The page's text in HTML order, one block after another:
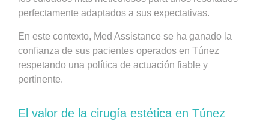
perfectamente adaptados a sus expectativas.
En este contexto, Med Assistance se ha ganado la
confianza de sus pacientes operados en Túnez
respetando una política de actuación fiable y
pertinente.
El valor de la cirugía estética en Túnez